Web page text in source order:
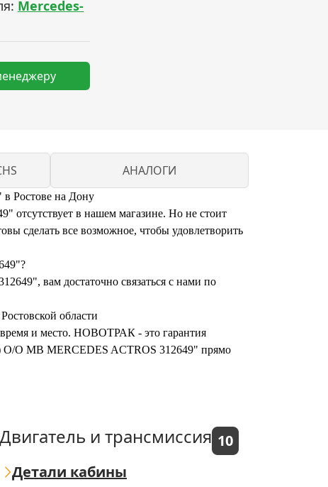
Mercedes-
АНАЛОГИ
Ростове на Дону
в нашем магазине. Но не стоит
сделать все возможное, чтобы удовлетворить
вам достаточно связаться с нами по
области
время и место. НОВОТРАК - это гарантия
O/O MB MERCEDES ACTROS 312649" прямо
Двигатель и трансмиссия 10
Детали кабины